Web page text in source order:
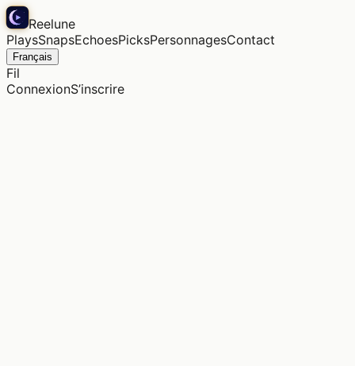
Reelune
PlaysSnapsEchoesPicksPersonnagesContact
Français
Fil
ConnexionS’inscrire